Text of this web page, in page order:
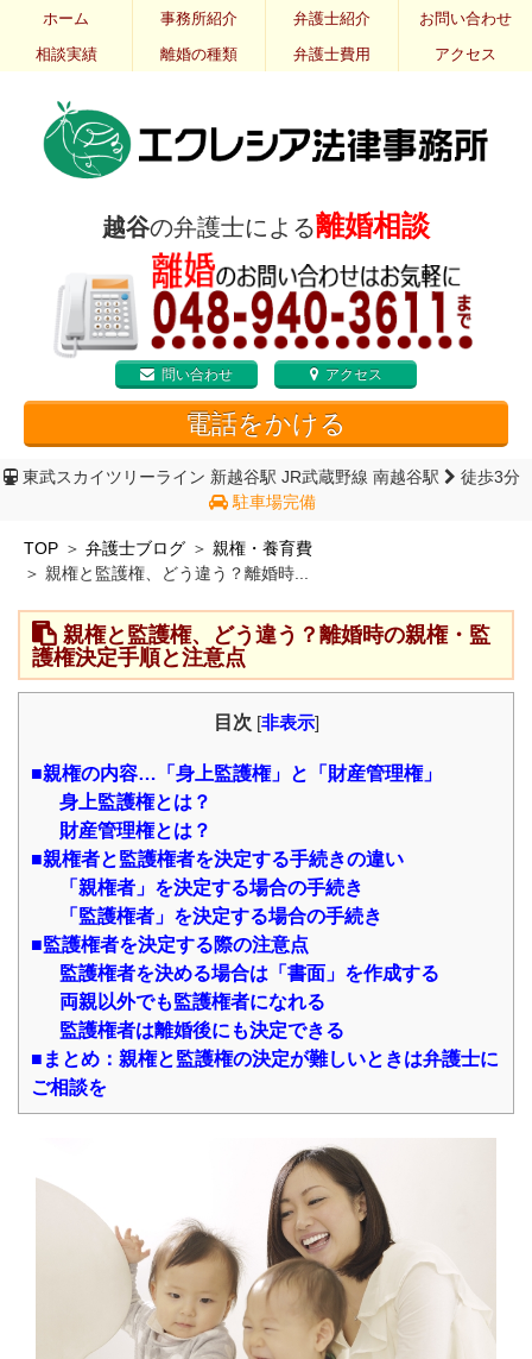
ホーム 事務所紹介 弁護士紹介
お問い合わせ
相談実績
離婚の種類 弁護士費用 アクセス
越谷の弁護士による離婚相談
問い合わせ アクセス
電話をかける
東武スカイツリーライン 新越谷駅 JR武蔵野線 南越谷駅
徒歩3分
駐車場完備
TOP 弁護士ブログ
親権・養育費
親権と監護権、どう違う？離婚時...
親権と監護権、どう違う？離婚時の親権・監
護権決定手順と注意点
目次 [非表示]
■親権の内容…「身上監護権」と「財産管理権」
身上監護権とは？
財産管理権とは？
■親権者と監護権者を決定する手続きの違い
「親権者」を決定する場合の手続き
「監護権者」を決定する場合の手続き
■監護権者を決定する際の注意点
監護権者を決める場合は「書面」を作成する
両親以外でも監護権者になれる
監護権者は離婚後にも決定できる
■まとめ：親権と監護権の決定が難しいときは弁護士に
ご相談を